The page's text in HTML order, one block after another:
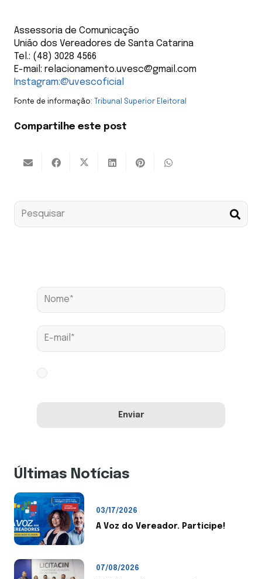
Assessoria de Comunicação
União dos Vereadores de Santa Catarina
Tel.: (48) 3028 4566
E-mail: relacionamento.uvesc@gmail.com
Instagram:@uvescoficial
Fonte de informação: Tribunal Superior Eleitoral
Compartilhe este post
Últimas Notícias
03/17/2026
A Voz do Vereador. Participe!
07/08/2026